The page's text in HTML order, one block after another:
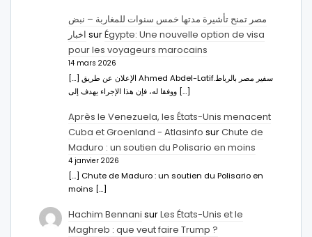
مصر تمنح تأشيرة مدتها خمس سنوات للمغاربة – نبض
اخبار surÉgypte: Une nouvelle option de visa
pour les voyageurs marocains
14 mars 2026
[…] الإعلان عن طريق Ahmed Abdel-Latifسفير مصر بالرباط.
ووفقا له، فإن هذا الإجراء يهدف إلى […]
Après le Venezuela, les États-Unis menacent
Cuba et Groenland - Atlasinfo surChute de
Maduro : un soutien du Polisario en moins
4 janvier 2026
[…] Chute de Maduro : un soutien du Polisario en
moins […]
Hachim Bennani surLes États-Unis et le
Maghreb : que veut faire Trump ?